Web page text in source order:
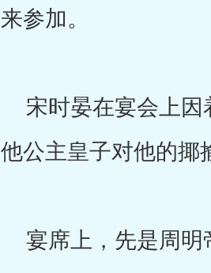
来参加。
宋时晏在宴会上因
他公主皇子对他的揶
宴席上，先是周明